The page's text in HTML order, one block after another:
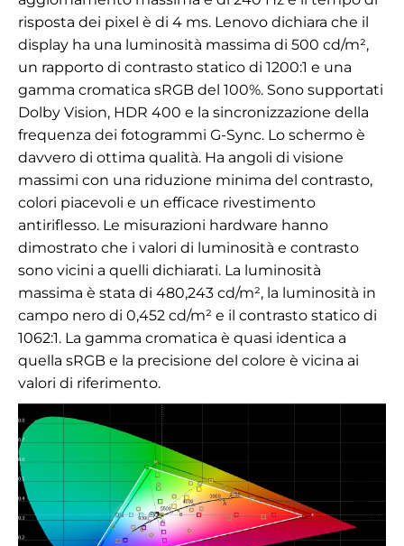
risposta dei pixel è di 4 ms. Lenovo dichiara che il
display ha una luminosità massima di 500 cd/m²,
un rapporto di contrasto statico di 1200:1 e una
gamma cromatica sRGB del 100%. Sono supportati
Dolby Vision, HDR 400 e la sincronizzazione della
frequenza dei fotogrammi G-Sync. Lo schermo è
davvero di ottima qualità. Ha angoli di visione
massimi con una riduzione minima del contrasto,
colori piacevoli e un efficace rivestimento
antiriflesso. Le misurazioni hardware hanno
dimostrato che i valori di luminosità e contrasto
sono vicini a quelli dichiarati. La luminosità
massima è stata di 480,243 cd/m², la luminosità in
campo nero di 0,452 cd/m² e il contrasto statico di
1062:1. La gamma cromatica è quasi identica a
quella sRGB e la precisione del colore è vicina ai
valori di riferimento.